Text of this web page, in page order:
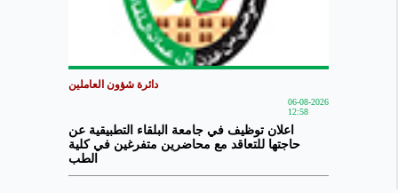
دائرة شؤون العاملين
06-08-2026
12:58
اعلان توظيف في جامعة البلقاء التطبيقية عن
حاجتها للتعاقد مع محاضرين متفرغين في كلية
الطب